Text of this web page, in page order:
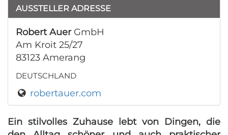
AUSSTELLER ADRESSE
Robert AuerGmbH
Am Kroit 25/27
83123 Amerang
DEUTSCHLAND
robertauer.com
Ein stilvolles Zuhause lebt von Dingen, die